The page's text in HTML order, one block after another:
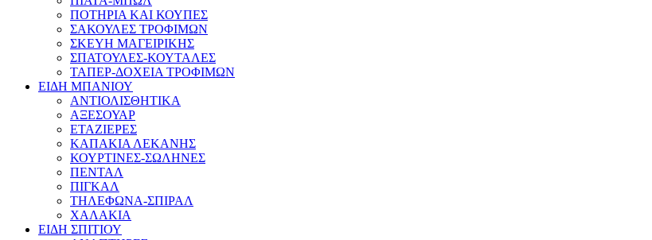
ΠΟΤΗΡΙΑ ΚΑΙ ΚΟΥΠΕΣ
ΣΑΚΟΥΛΕΣ ΤΡΟΦΙΜΩΝ
ΣΚΕΥΗ ΜΑΓΕΙΡΙΚΗΣ
ΣΠΑΤΟΥΛΕΣ-ΚΟΥΤΑΛΕΣ
ΤΑΠΕΡ-ΔΟΧΕΙΑ ΤΡΟΦΙΜΩΝ
ΕΙΔΗ ΜΠΑΝΙΟΥ
ΑΝΤΙΟΛΙΣΘΗΤΙΚΑ
ΑΞΕΣΟΥΑΡ
ΕΤΑΖΙΕΡΕΣ
ΚΑΠΑΚΙΑ ΛΕΚΑΝΗΣ
ΚΟΥΡΤΙΝΕΣ-ΣΩΛΗΝΕΣ
ΠΕΝΤΑΛ
ΠΙΓΚΑΛ
ΤΗΛΕΦΩΝΑ-ΣΠΙΡΑΛ
ΧΑΛΑΚΙΑ
ΕΙΔΗ ΣΠΙΤΙΟΥ